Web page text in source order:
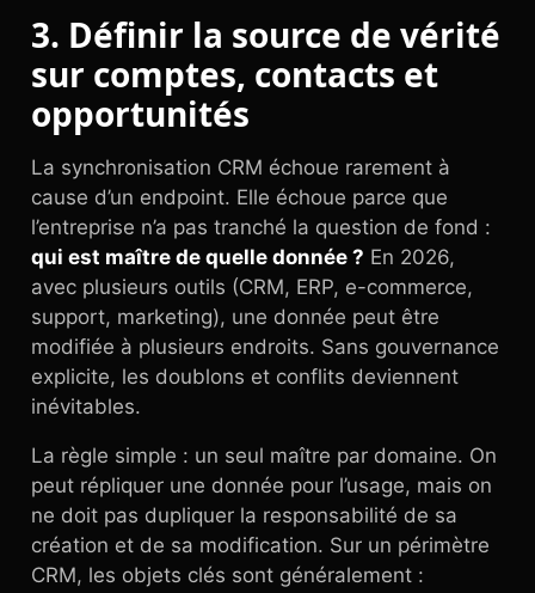
3. Définir la source de vérité
sur comptes, contacts et
opportunités
La synchronisation CRM échoue rarement à
cause d’un endpoint. Elle échoue parce que
l’entreprise n’a pas tranché la question de fond :
qui est maître de quelle donnée ? En 2026,
avec plusieurs outils (CRM, ERP, e-commerce,
support, marketing), une donnée peut être
modifiée à plusieurs endroits. Sans gouvernance
explicite, les doublons et conflits deviennent
inévitables.
La règle simple : un seul maître par domaine. On
peut répliquer une donnée pour l’usage, mais on
ne doit pas dupliquer la responsabilité de sa
création et de sa modification. Sur un périmètre
CRM, les objets clés sont généralement :